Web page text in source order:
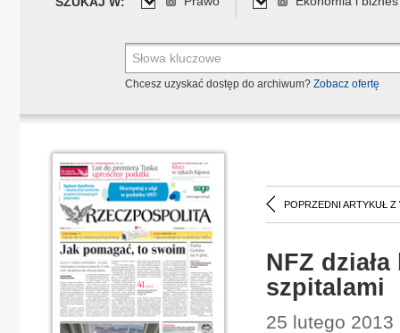
Chcesz uzyskać dostęp do archiwum? Zobacz ofertę
POPRZEDNI ARTYKUŁ Z
NFZ
szpitalami
25 lutego 2013